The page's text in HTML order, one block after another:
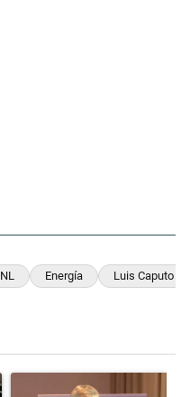
Energía Luis Caputo
"Las reservas del Banco